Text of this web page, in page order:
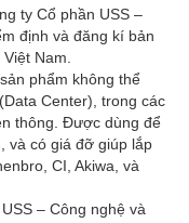
ty Cổ phần USS –
định và đăng kí bản
Nam.
phẩm không thể
Center), trong các
thông. Được dùng để
và có giá đỡ giúp lắp
CI, Akiwa, và
– Công nghệ và